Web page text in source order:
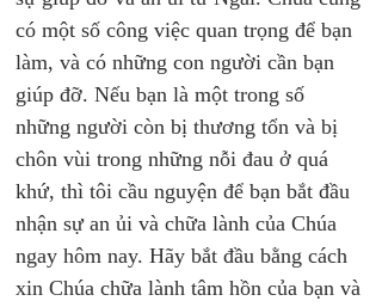
có một số công việc quan trọng để bạn
làm, và có những con người cần bạn
giúp đỡ. Nếu bạn là một trong số
những người còn bị thương tổn và bị
chôn vùi trong những nỗi đau ở quá
khứ, thì tôi cầu nguyện để bạn bắt đầu
nhận sự an ủi và chữa lành của Chúa
ngay hôm nay. Hãy bắt đầu bằng cách
xin Chúa chữa lành tâm hồn của bạn và